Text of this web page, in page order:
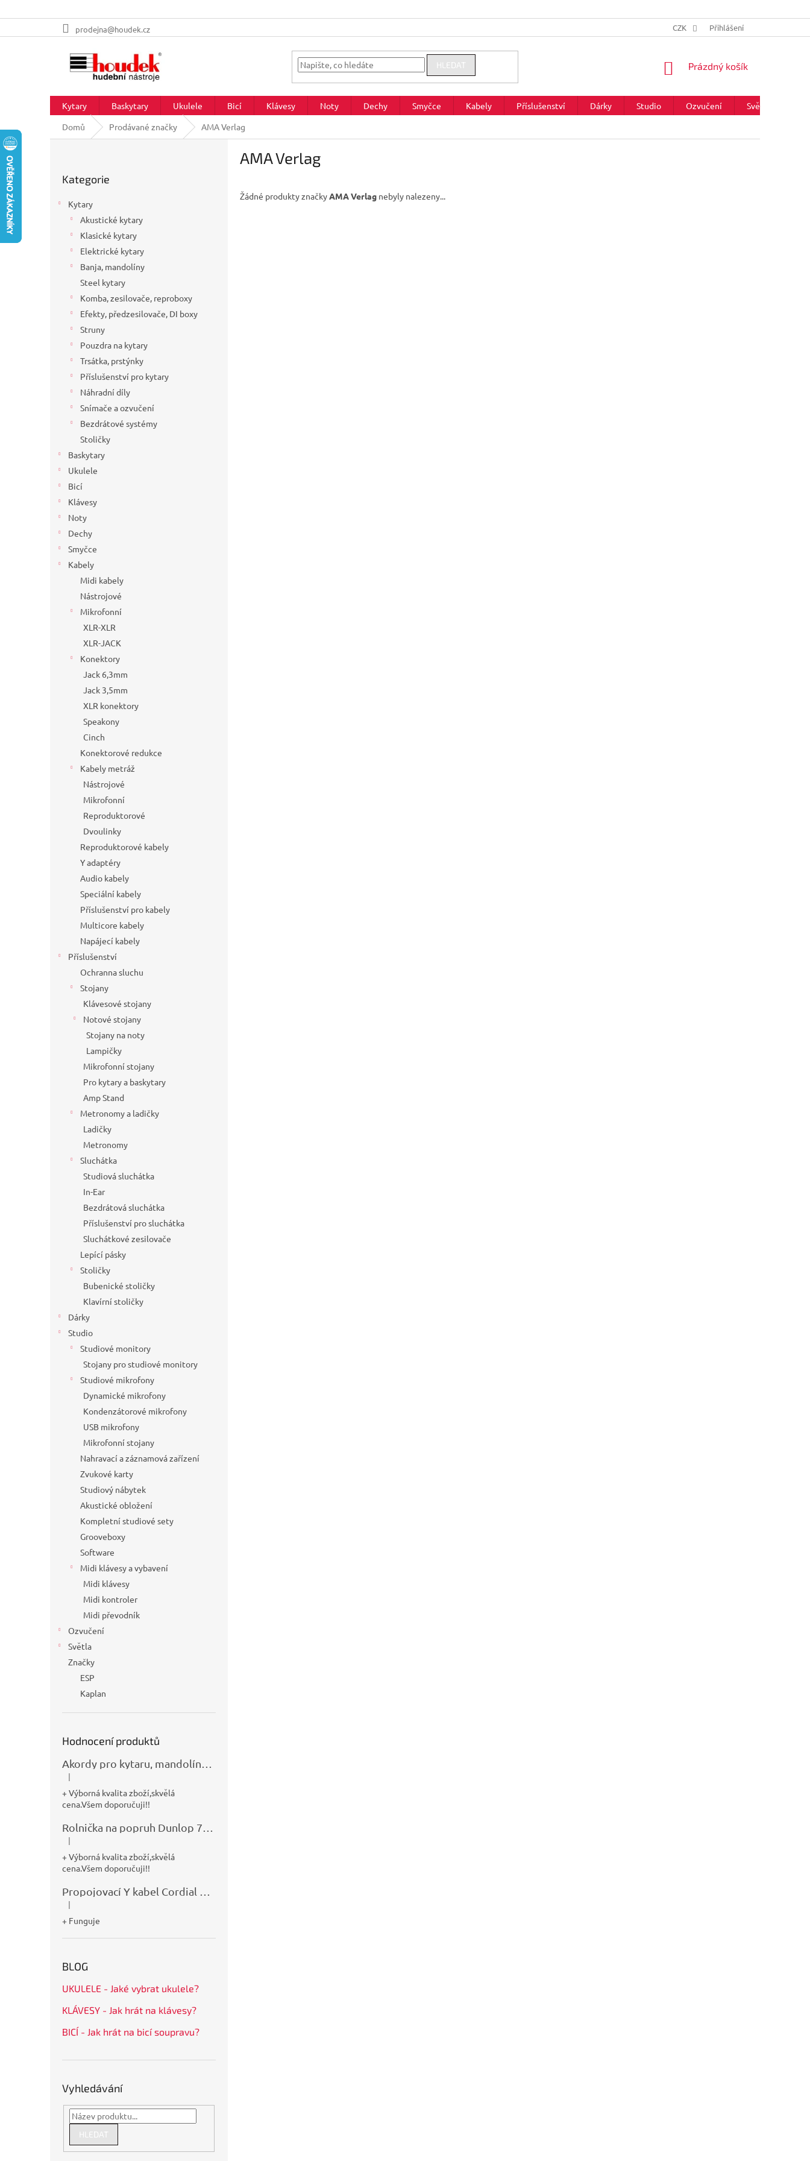
na
prodejna@houdek.cz CZK Přihlášení
HLEDAT
NÁKUPNÍ
Prázdný košík
Kytary Baskytary Ukulele Bicí Klávesy Noty Dechy Smyčce Kabely Příslušenství Dárky Studio Ozvučení Světla
Domů
Prodávané značky AMA Verlag
kategorie
Kategorie
Kytary
Akustické kytary
Klasické kytary
Elektrické kytary
Banja, mandolíny
Steel kytary
Komba, zesilovače, reproboxy
Efekty, předzesilovače, DI boxy
Struny
Pouzdra na kytary
Trsátka, prstýnky
Příslušenství pro kytary
Náhradní díly
Snímače a ozvučení
Bezdrátové systémy
Stoličky
Baskytary
Ukulele
Bicí
Klávesy
Noty
Dechy
Smyčce
Kabely
Midi kabely
Nástrojové
Mikrofonní
XLR-XLR
XLR-JACK
Konektory
Jack 6,3mm
Jack 3,5mm
XLR konektory
Speakony
Cinch
Konektorové redukce
Kabely metráž
Nástrojové
Mikrofonní
Reproduktorové
Dvoulinky
Reproduktorové kabely
Y adaptéry
Audio kabely
Speciální kabely
Příslušenství pro kabely
Multicore kabely
Napájecí kabely
Příslušenství
Ochranna sluchu
Stojany
Klávesové stojany
Notové stojany
Stojany na noty
Lampičky
Mikrofonní stojany
Pro kytary a baskytary
Amp Stand
Metronomy a ladičky
Ladičky
Metronomy
Sluchátka
Studiová sluchátka
In-Ear
Bezdrátová sluchátka
Příslušenství pro sluchátka
Sluchátkové zesilovače
Lepící pásky
Stoličky
Bubenické stoličky
Klavírní stoličky
Dárky
Studio
Studiové monitory
Stojany pro studiové monitory
Studiové mikrofony
Dynamické mikrofony
Kondenzátorové mikrofony
USB mikrofony
Mikrofonní stojany
Nahravací a záznamová zařízení
Zvukové karty
Studiový nábytek
Akustické obložení
Kompletní studiové sety
Grooveboxy
Software
Midi klávesy a vybavení
Midi klávesy
Midi kontroler
Midi převodník
Ozvučení
Světla
Značky
ESP
Kaplan
Hodnocení produktů
Hodnocení produktu je 5 z 5 hvězdiček.
|
+ Výborná kvalita zboží,skvělá
cena.Všem doporučuji!!
Hodnocení produktu je 5 z 5 hvězdiček.
|
+ Výborná kvalita zboží,skvělá
cena.Všem doporučuji!!
Hodnocení produktu je 5 z 5 hvězdiček.
|
+ Funguje
BLOG
UKULELE - Jaké vybrat ukulele?
KLÁVESY - Jak hrát na klávesy?
BICÍ - Jak hrát na bicí soupravu?
Vyhledávání
HLEDAT
AMA Verlag
Žádné produkty značkyAMA Verlag nebyly nalezeny...